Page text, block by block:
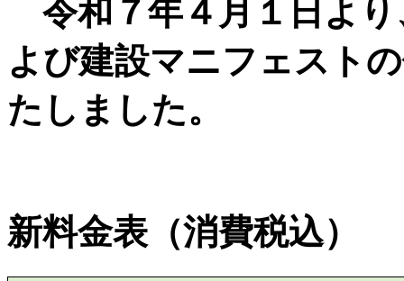
令和７年４月１日よ
よび建設マニフェスト
たしました。
新料金表（消費税込）